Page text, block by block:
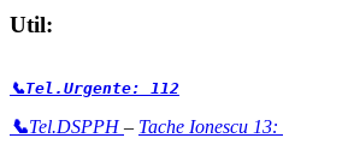
Util:
📞Tel.Urgente: 112
📞Tel.DSPPH– Tache Ionescu 13: